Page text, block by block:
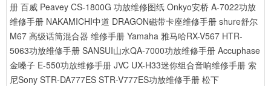
册 百威 Peavey CS-1800G 功放维修图纸 Onkyo安桥 A-7022功放
维修手册 NAKAMICHI中道 DRAGON磁带卡座维修手册 shure舒尔
M67 高级话筒混合器 维修手册 Yamaha 雅马哈RX-V567 HTR-
5063功放维修手册 SANSUI山水QA-7000功放维修手册 Accuphase
金嗓子 E-550功放维修手册 JVC UX-H33迷你组合音响维修手册 索
尼Sony STR-DA777ES STR-V777ES功放维修手册 松下